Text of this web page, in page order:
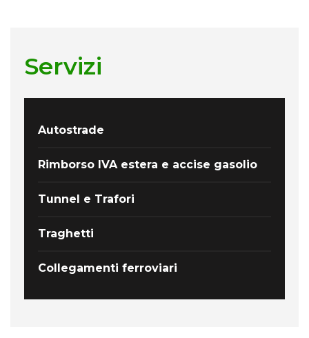
Servizi
Autostrade
Rimborso IVA estera e accise gasolio
Tunnel e Trafori
Traghetti
Collegamenti ferroviari